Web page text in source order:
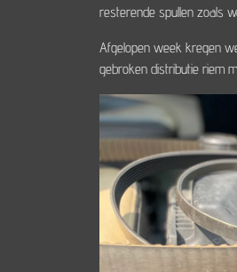
resterende spullen zoals
Afgelopen week kregen
gebroken distributie riem